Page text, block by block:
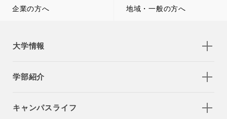
企業の方へ 地域・一般の方へ
大学情報
学部紹介
キャンパスライフ